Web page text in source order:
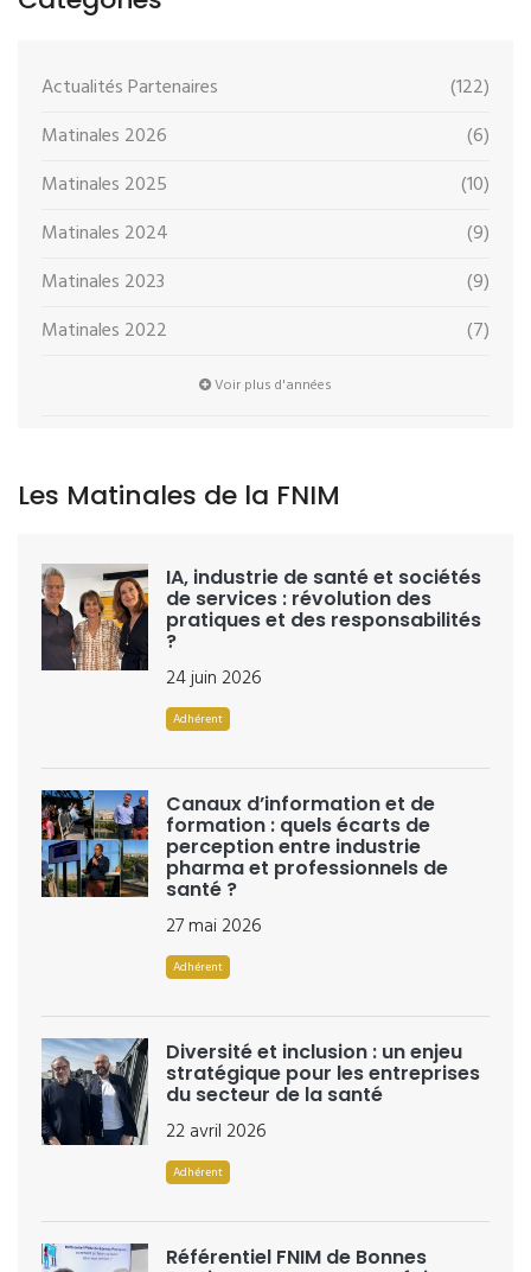
Actualités Partenaires
(122)
Matinales 2026
(6)
Matinales 2025
(10)
Matinales 2024
(9)
Matinales 2023
(9)
Matinales 2022
(7)
Voir plus d'années
Les Matinales de la FNIM
IA, industrie de santé et sociétés
de services : révolution des
pratiques et des responsabilités
?
24 juin 2026
Adhérent
Canaux d’information et de
formation : quels écarts de
perception entre industrie
pharma et professionnels de
santé ?
27 mai 2026
Adhérent
Diversité et inclusion : un enjeu
stratégique pour les entreprises
du secteur de la santé
22 avril 2026
Adhérent
Référentiel FNIM de Bonnes